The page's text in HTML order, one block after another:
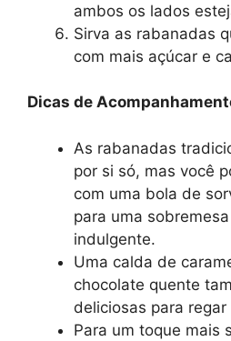
ambos os lados
Sirva as rabanadas
com mais açúcar e
Dicas de
As rabanadas
por si só, mas você
com uma bola de
para uma
indulgente.
Uma calda de
chocolate quente
deliciosas para
Para um toque mais